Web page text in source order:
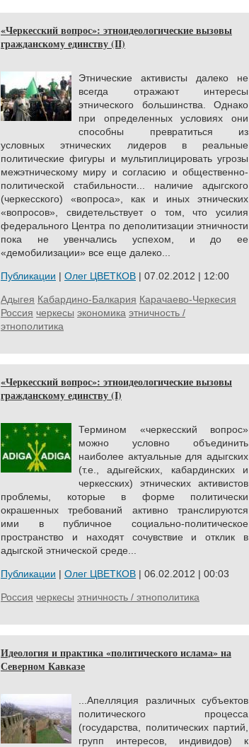
«Черкесский вопрос»: этноидеологические вызовы
гражданскому единству (II)
Этнические активисты далеко не
всегда отражают интересы
этнического большинства. Однако
при определенных условиях они
способны превратиться из
условных этнических лидеров в реальные
политические фигуры и мультиплицировать угрозы
межэтническому миру и согласию и общественно-
политической стабильности... наличие адыгского
(черкесского) «вопроса», как и иных этнических
«вопросов», свидетельствует о том, что усилия
федерального Центра по деполитизации этничности
пока не увенчались успехом, и до ее
«демобилизации» все еще далеко...
Публикации | Олег ЦВЕТКОВ | 07.02.2012 | 12:00
Адыгея Кабардино-Балкария Карачаево-Черкесия
Россия черкесы экономика этничность /
этнополитика
«Черкесский вопрос»: этноидеологические вызовы
гражданскому единству (I)
Термином «черкесский вопрос»
можно условно объединить
наиболее актуальные для адыгских
(т.е., адыгейских, кабардинских и
черкесских) этнических активистов
проблемы, которые в форме политически
окрашенных требований активно транслируются
ими в публичное социально-политическое
пространство и находят сочувствие и отклик в
адыгской этнической среде...
Публикации | Олег ЦВЕТКОВ | 06.02.2012 | 00:03
Россия черкесы этничность / этнополитика
Идеология и практика «политического ислама» на
Северном Кавказе
...Апелляция различных субъектов
политического процесса
(государства, политических партий,
групп интересов, индивидов) к